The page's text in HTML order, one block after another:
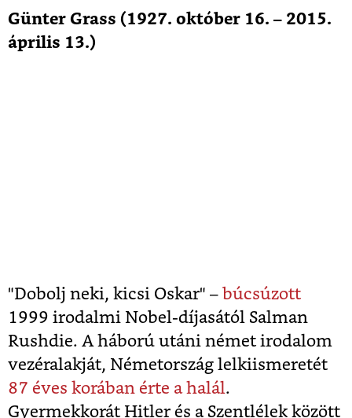
Günter Grass (1927. október 16. – 2015.
április 13.)
"Dobolj neki, kicsi Oskar" – búcsúzott
1999 irodalmi Nobel-díjasától Salman
Rushdie. A háború utáni német irodalom
vezéralakját, Németország lelkiismeretét
87 éves korában érte a halál.
Gyermekkorát Hitler és a Szentlélek között